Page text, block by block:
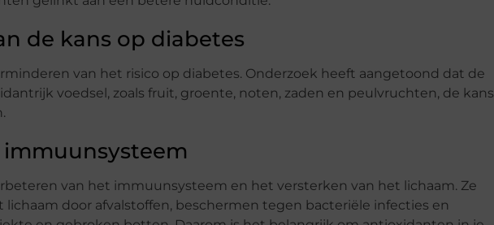
de kans op diabetes
van het risico op diabetes. Onderzoek heeft aangetoond dat de
voedsel, zoals fruit, groente, noten, zaden en peulvruchten, de kans
van het immuunsysteem en het versterken van het lichaam. Ze
door afvalstoffen, beschermen tegen bacteriële infecties en